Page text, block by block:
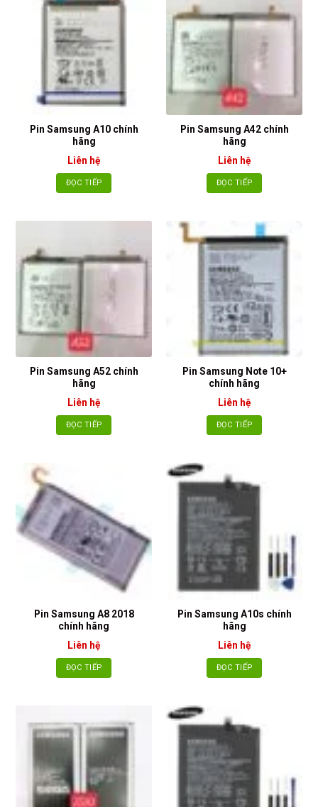
Pin Samsung A10 chính
hãng
Liên hệ
ĐỌC TIẾP
Pin Samsung A42 chính
hãng
Liên hệ
ĐỌC TIẾP
Pin Samsung A52 chính
hãng
Liên hệ
ĐỌC TIẾP
Pin Samsung Note 10+
chính hãng
Liên hệ
ĐỌC TIẾP
Pin Samsung A8 2018
chính hãng
Liên hệ
ĐỌC TIẾP
Pin Samsung A10s chính
hãng
Liên hệ
ĐỌC TIẾP